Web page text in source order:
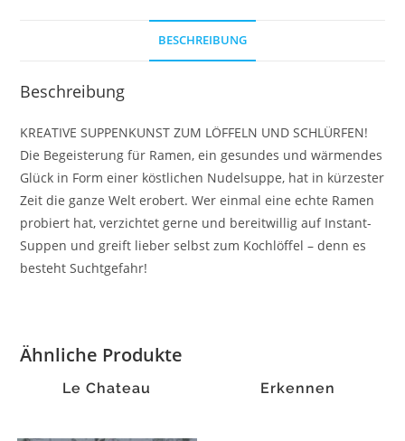
BESCHREIBUNG
Beschreibung
KREATIVE SUPPENKUNST ZUM LÖFFELN UND SCHLÜRFEN!
Die Begeisterung für Ramen, ein gesundes und wärmendes
Glück in Form einer köstlichen Nudelsuppe, hat in kürzester
Zeit die ganze Welt erobert. Wer einmal eine echte Ramen
probiert hat, verzichtet gerne und bereitwillig auf Instant-
Suppen und greift lieber selbst zum Kochlöffel – denn es
besteht Suchtgefahr!
Ähnliche Produkte
Le Chateau Erkennen